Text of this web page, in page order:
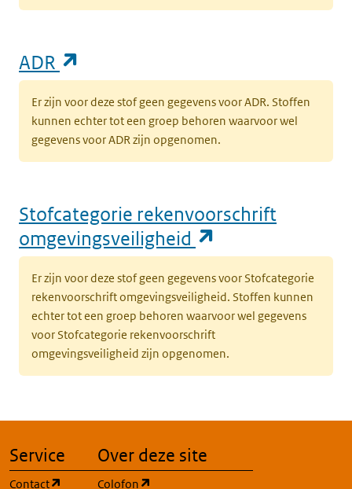
ADR
Er zijn voor deze stof geen gegevens voor ADR. Stoffen
kunnen echter tot een groep behoren waarvoor wel
gegevens voor ADR zijn opgenomen.
Stofcategorie rekenvoorschrift
omgevingsveiligheid
Er zijn voor deze stof geen gegevens voor Stofcategorie
rekenvoorschrift omgevingsveiligheid. Stoffen kunnen
echter tot een groep behoren waarvoor wel gegevens
voor Stofcategorie rekenvoorschrift
omgevingsveiligheid zijn opgenomen.
Service
Contact (opent in een nieuw tabblad)
Over deze site
Colofon